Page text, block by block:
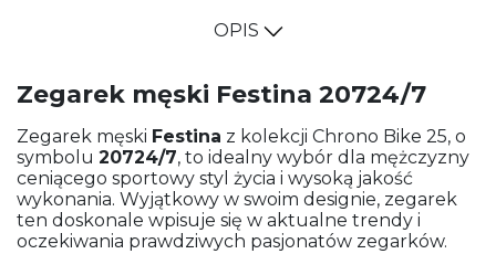
OPIS
Zegarek męski Festina 20724/7
Zegarek męski Festina z kolekcji Chrono Bike 25, o
symbolu 20724/7, to idealny wybór dla mężczyzny
ceniącego sportowy styl życia i wysoką jakość
wykonania. Wyjątkowy w swoim designie, zegarek
ten doskonale wpisuje się w aktualne trendy i
oczekiwania prawdziwych pasjonatów zegarków.